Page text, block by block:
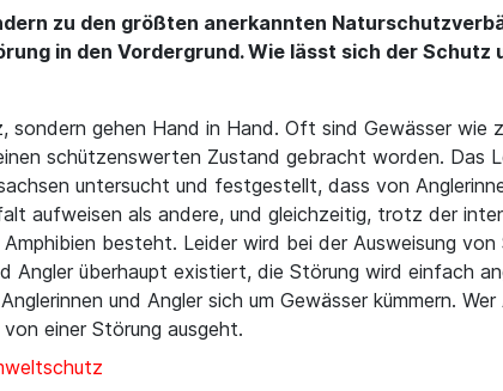
zu den größten anerkannten
in den Vordergrund. Wie lässt sich der Schutz
gehen Hand in Hand. Oft sind Gewässer wie
schützenswerten Zustand gebracht worden. Das
untersucht und festgestellt, dass von
aufweisen als andere, und gleichzeitig, trotz der
besteht. Leider wird bei der Ausweisung
Angler überhaupt existiert, die Störung wird einfach
und Angler sich um Gewässer kümmern.
einer Störung ausgeht.